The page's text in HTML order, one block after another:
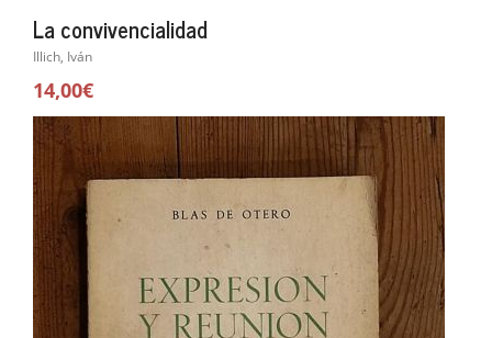
La convivencialidad
Illich, Iván
14,00€